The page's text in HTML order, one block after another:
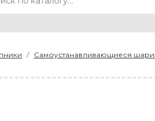
Самоустанавливающиеся